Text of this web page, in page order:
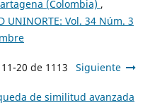
(Colombia) ,
UNINORTE: Vol. 34 Núm. 3
11-20 de 1113 Siguiente
de similitud avanzada